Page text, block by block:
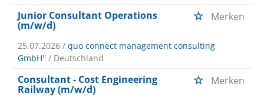
Junior Consultant Operations
(m/w/d)
Merken
25.07.2026 / quo connect management consulting
GmbH'' / Deutschland
Consultant - Cost Engineering
Railway (m/w/d)
Merken